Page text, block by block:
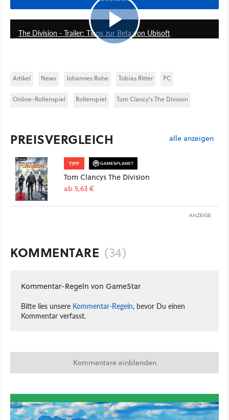
8:13
The Division - Trailer: Tipps zur Beta von Ubisoft
Artikel News Johannes Rohe Tobias Ritter PC
Online-Rollenspiel Rollenspiel Tom Clancy's The Division
PREISVERGLEICH alle anzeigen
TIPP
Tom Clancys The Division
ab 5,63 €
ANZEIGE
KOMMENTARE (34)
Kommentar-Regeln von GameStar
Bitte lies unsere Kommentar-Regeln, bevor Du einen
Kommentar verfasst.
Kommentare einblenden